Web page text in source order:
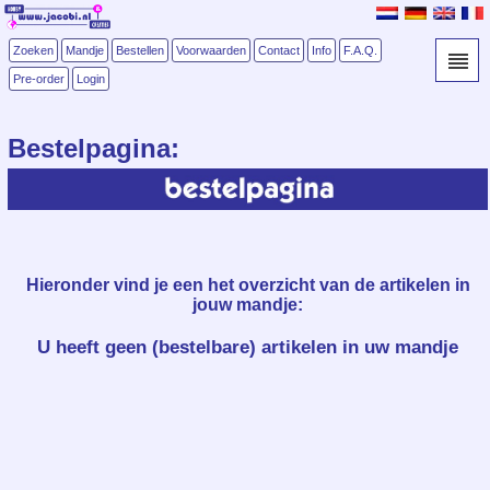
Zoeken Mandje Bestellen Voorwaarden Contact Info F.A.Q.
Pre-order Login
Bestelpagina:
Hieronder vind je een het overzicht van de artikelen in
jouw mandje:
U heeft geen (bestelbare) artikelen in uw mandje